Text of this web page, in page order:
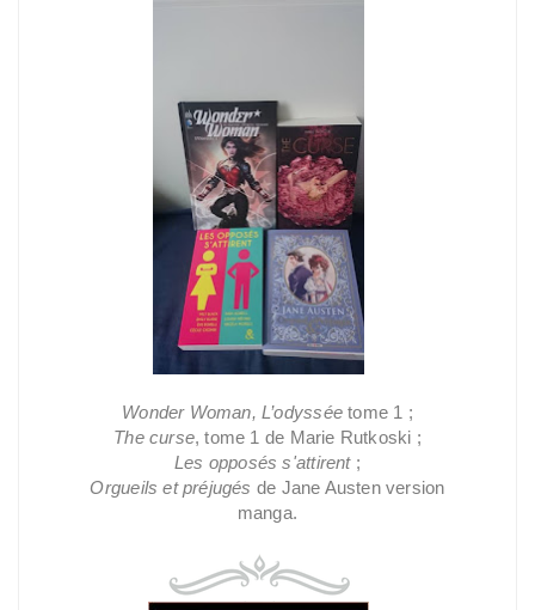
Wonder Woman, L’odysséetome 1 ;
The curse, tome 1 de Marie Rutkoski ;
Les opposés s'attirent ;
Orgueils et préjugés de Jane Austen version
manga.